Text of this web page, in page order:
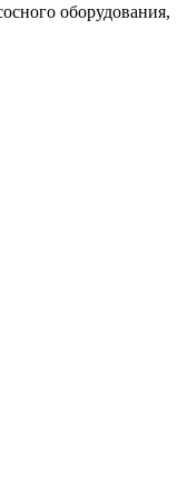
оборудования,